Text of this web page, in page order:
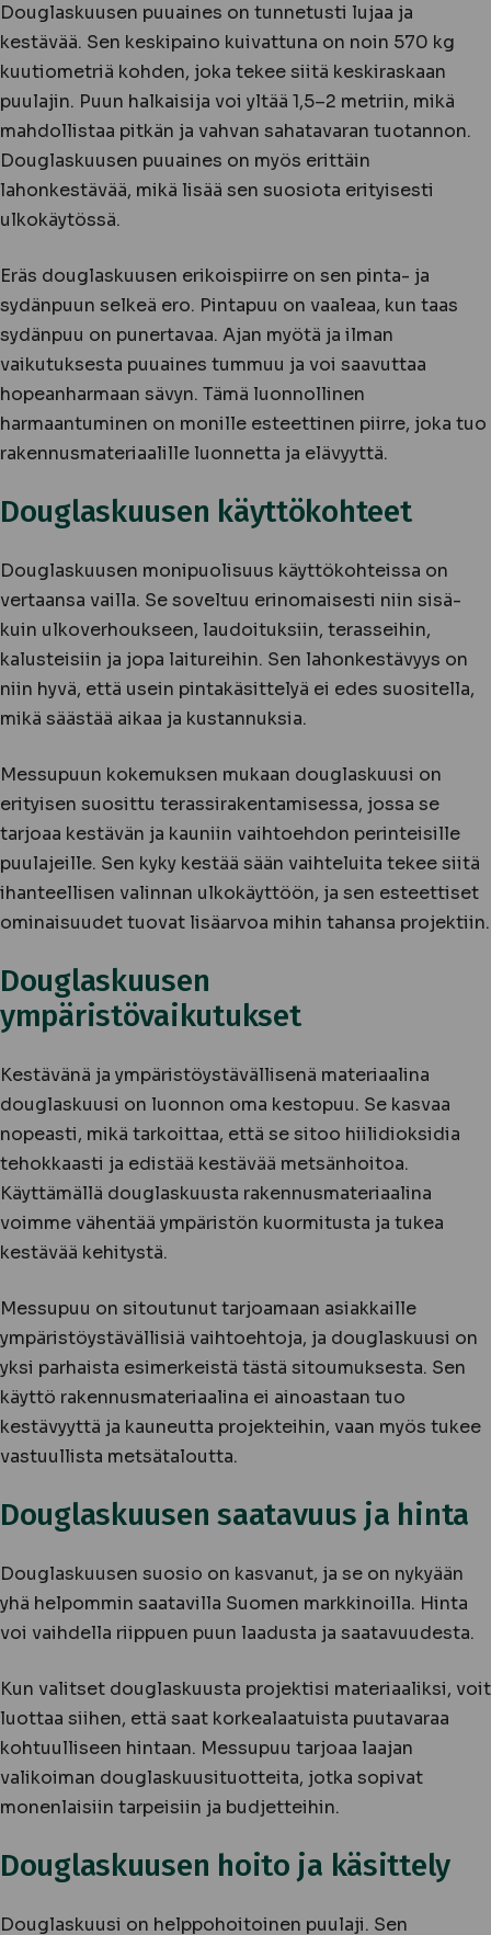
Douglaskuusen puuaines on tunnetusti lujaa ja
kestävää. Sen keskipaino kuivattuna on noin 570 kg
kuutiometriä kohden, joka tekee siitä keskiraskaan
puulajin. Puun halkaisija voi yltää 1,5–2 metriin, mikä
mahdollistaa pitkän ja vahvan sahatavaran tuotannon.
Douglaskuusen puuaines on myös erittäin
lahonkestävää, mikä lisää sen suosiota erityisesti
ulkokäytössä.
Eräs douglaskuusen erikoispiirre on sen pinta- ja
sydänpuun selkeä ero. Pintapuu on vaaleaa, kun taas
sydänpuu on punertavaa. Ajan myötä ja ilman
vaikutuksesta puuaines tummuu ja voi saavuttaa
hopeanharmaan sävyn. Tämä luonnollinen
harmaantuminen on monille esteettinen piirre, joka tuo
rakennusmateriaalille luonnetta ja elävyyttä.
Douglaskuusen käyttökohteet
Douglaskuusen monipuolisuus käyttökohteissa on
vertaansa vailla. Se soveltuu erinomaisesti niin sisä-
kuin ulkoverhoukseen, laudoituksiin, terasseihin,
kalusteisiin ja jopa laitureihin. Sen lahonkestävyys on
niin hyvä, että usein pintakäsittelyä ei edes suositella,
mikä säästää aikaa ja kustannuksia.
Messupuun kokemuksen mukaan douglaskuusi on
erityisen suosittu terassirakentamisessa, jossa se
tarjoaa kestävän ja kauniin vaihtoehdon perinteisille
puulajeille. Sen kyky kestää sään vaihteluita tekee siitä
ihanteellisen valinnan ulkokäyttöön, ja sen esteettiset
ominaisuudet tuovat lisäarvoa mihin tahansa projektiin.
Douglaskuusen
ympäristövaikutukset
Kestävänä ja ympäristöystävällisenä materiaalina
douglaskuusi on luonnon oma kestopuu. Se kasvaa
nopeasti, mikä tarkoittaa, että se sitoo hiilidioksidia
tehokkaasti ja edistää kestävää metsänhoitoa.
Käyttämällä douglaskuusta rakennusmateriaalina
voimme vähentää ympäristön kuormitusta ja tukea
kestävää kehitystä.
Messupuu on sitoutunut tarjoamaan asiakkaille
ympäristöystävällisiä vaihtoehtoja, ja douglaskuusi on
yksi parhaista esimerkeistä tästä sitoumuksesta. Sen
käyttö rakennusmateriaalina ei ainoastaan tuo
kestävyyttä ja kauneutta projekteihin, vaan myös tukee
vastuullista metsätaloutta.
Douglaskuusen saatavuus ja hinta
Douglaskuusen suosio on kasvanut, ja se on nykyään
yhä helpommin saatavilla Suomen markkinoilla. Hinta
voi vaihdella riippuen puun laadusta ja saatavuudesta.
Kun valitset douglaskuusta projektisi materiaaliksi, voit
luottaa siihen, että saat korkealaatuista puutavaraa
kohtuulliseen hintaan. Messupuu tarjoaa laajan
valikoiman douglaskuusituotteita, jotka sopivat
monenlaisiin tarpeisiin ja budjetteihin.
Douglaskuusen hoito ja käsittely
Douglaskuusi on helppohoitoinen puulaji. Sen